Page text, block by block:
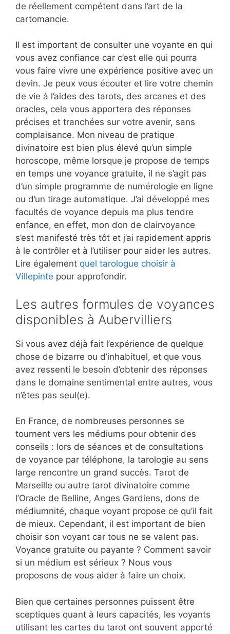
de réellement compétent dans l’art de la
cartomancie.
Il est important de consulter une voyante en qui
vous avez confiance car c’est elle qui pourra
vous faire vivre une expérience positive avec un
devin. Je peux vous écouter et lire votre chemin
de vie à l’aides des tarots, des arcanes et des
oracles, cela vous apportera des réponses
précises et tranchées sur votre avenir, sans
complaisance. Mon niveau de pratique
divinatoire est bien plus élevé qu’un simple
horoscope, même lorsque je propose de temps
en temps une voyance gratuite, il ne s’agit pas
d’un simple programme de numérologie en ligne
ou d’un tirage automatique. J’ai développé mes
facultés de voyance depuis ma plus tendre
enfance, en effet, mon don de clairvoyance
s’est manifesté très tôt et j’ai rapidement appris
à le contrôler et à l’utiliser pour aider les autres.
Lire également quel tarologue choisir à
Villepinte pour approfondir.
Les autres formules de voyances
disponibles à Aubervilliers
Si vous avez déjà fait l’expérience de quelque
chose de bizarre ou d’inhabituel, et que vous
avez ressenti le besoin d’obtenir des réponses
dans le domaine sentimental entre autres, vous
n’êtes pas seul(e).
En France, de nombreuses personnes se
tournent vers les médiums pour obtenir des
conseils : lors de séances et de consultations
de voyance par téléphone, la tarologie au sens
large rencontre un grand succès. Tarot de
Marseille ou autre tarot divinatoire comme
l’Oracle de Belline, Anges Gardiens, dons de
médiumnité, chaque voyant propose ce qu’il fait
de mieux. Cependant, il est important de bien
choisir son voyant car tous ne se valent pas.
Voyance gratuite ou payante ? Comment savoir
si un médium est sérieux ? Nous vous
proposons de vous aider à faire un choix.
Bien que certaines personnes puissent être
sceptiques quant à leurs capacités, les voyants
utilisant les cartes du tarot ont souvent apporté